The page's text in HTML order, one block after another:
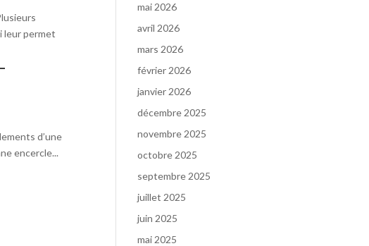
leur permet
d’une
encercle...
mai 2026
avril 2026
mars 2026
février 2026
janvier 2026
décembre 2025
novembre 2025
octobre 2025
septembre 2025
juillet 2025
juin 2025
mai 2025